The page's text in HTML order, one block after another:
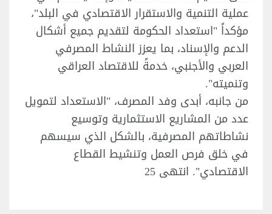
عملية التنمية والاستقرار الاقتصادي في البلد"،
مؤكداً "استعداد الحكومة لتقديم جميع أشكال
الدعم والإسناد، بما يعزز النشاط المصرفي
العربي والأجنبي، خدمةً للاقتصاد العراقي
وتنميته".
من جانبه، أبدى وفد المصرف، "الاستعداد لتمويل
عدد من المشاريع الاستثمارية وتوسيع
نشاطاتهم المصرفية، بالشكل الذي سيسهم
في خلق فرص العمل وتنشيط القطاع
الاقتصادي". انتهى 25